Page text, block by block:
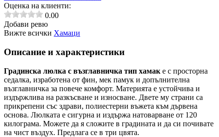
Оценка на клиенти:
0.00
Добави ревю
Вижте всички Хамаци
Описание и характеристики
Градинска люлка с възглавничка тип хамак е с просторна
седалка, изработена от фин, мек памук и допълнителна
възглавничка за повече комфорт. Материята е устойчива и
издържлива на разкъсване и износване. Двете му страни са
прикрепени със здрави, полиестерни въжета към дървена
основа. Люлката е сигурна и издържа натоварване от 120
килограма. Можете да я сложите в градината и да си почивате
на чист въздух. Предлага се в три цвята.